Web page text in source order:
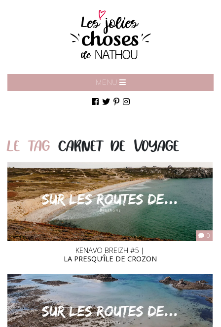
MENU
LE TAGCARNET DE VOYAGE
0
KENAVO BREIZH #5 |
LA PRESQU’ÎLE DE CROZON